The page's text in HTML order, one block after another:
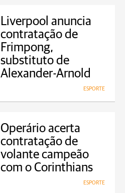
Liverpool anuncia
contratação de
Frimpong,
substituto de
Alexander-Arnold
ESPORTE
Operário acerta
contratação de
volante campeão
com o Corinthians
ESPORTE